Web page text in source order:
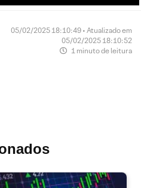
05/02/2025 18:10:49 • Atualizado em
05/02/2025 18:10:52
1 minuto de leitura